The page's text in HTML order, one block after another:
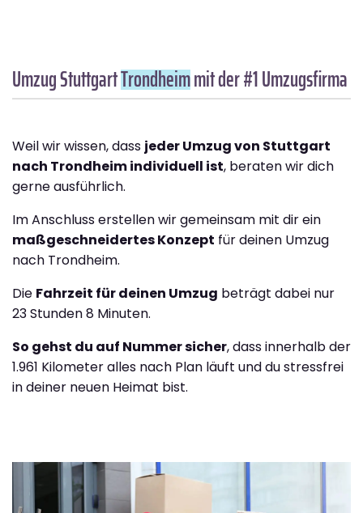
Umzug StuttgartTrondheimmit der #1 Umzugsfirma
Weil wir wissen, dass jeder Umzug von Stuttgart
nach Trondheim individuell ist, beraten wir dich
gerne ausführlich.
Im Anschluss erstellen wir gemeinsam mit dir ein
maßgeschneidertes Konzept für deinen Umzug
nach Trondheim.
Die Fahrzeit für deinen Umzug beträgt dabei nur
23 Stunden 8 Minuten.
So gehst du auf Nummer sicher, dass innerhalb der
1.961 Kilometer alles nach Plan läuft und du stressfrei
in deiner neuen Heimat bist.